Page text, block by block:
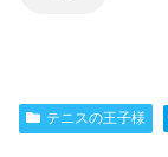
テニスの王子様